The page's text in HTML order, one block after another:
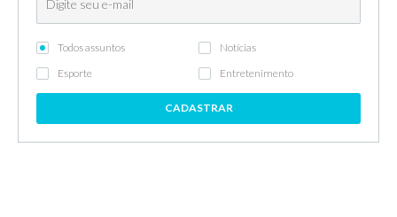
Todos assuntos
Notícias
Esporte
Entretenimento
CADASTRAR